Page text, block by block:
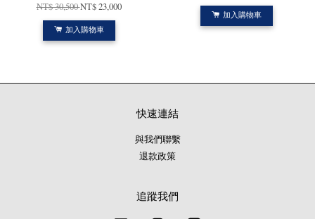
NT$ 30,500NT$ 23,000
加入購物車
加入購物車
快速連結
與我們聯繫
退款政策
追蹤我們